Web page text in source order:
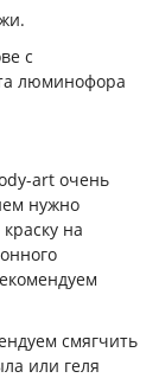
с
люминофора
art очень
нужно
на
смягчить
или геля